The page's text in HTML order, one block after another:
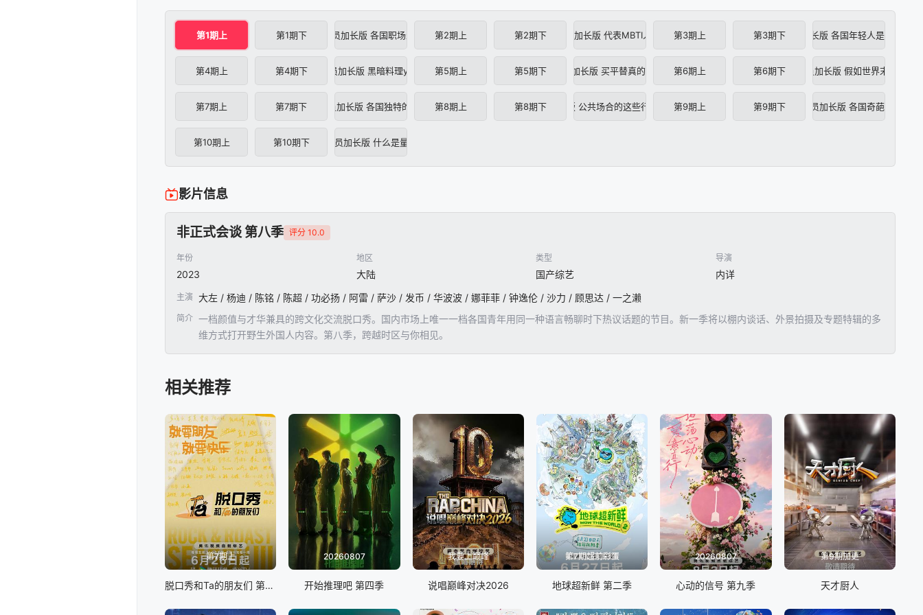
第1期上 第1期下第1期会员加长版 各国职场生存法则第2期上 第2期下第2期会员加长版 代表MBTI人格大公开第3期上 第3期下
第3期会员加长版 各国年轻人是怎么发疯
第4期上 第4期下第4期会员加长版 黑暗料理yue倒全员第5期上 第5期下第5期会员加长版 买平替真的能省钱吗？第6期上 第6期下第6期会员加长版 假如世界末日来临
第7期上 第7期下第7期会员加长版 各国独特的团建活动第8期上 第8期下
第8期会员加长版 公共场合的这些行为你能接受吗？
第9期上 第9期下第9期会员加长版 各国奇葩着装规定
第10期上 第10期下第10期会员加长版 什么是量子力学？
影片信息
非正式会谈 第八季 评分 10.0
年份
2023
地区
大陆
类型
国产综艺
导演
内详
主演 大左 / 杨迪 / 陈铭 / 陈超 / 功必扬 / 阿雷 / 萨沙 / 发币 / 华波波 / 娜菲菲 / 钟逸伦 / 沙力 / 顾思达 / 一之濑
简介 一档颜值与才华兼具的跨文化交流脱口秀。国内市场上唯一一档各国青年用同一种语言畅聊时下热议话题的节目。新一季将以棚内谈话、外景拍摄及专题特辑的多
维方式打开野生外国人内容。第八季，跨越时区与你相见。
相关推荐
第7期上
脱口秀和Ta的朋友们 第三季
20260807
开始推理吧 第四季
我要上巅峰
说唱巅峰对决2026
第7期超前彩蛋
地球超新鲜 第二季
20260807
心动的信号 第九季
第9期加更
天才厨人